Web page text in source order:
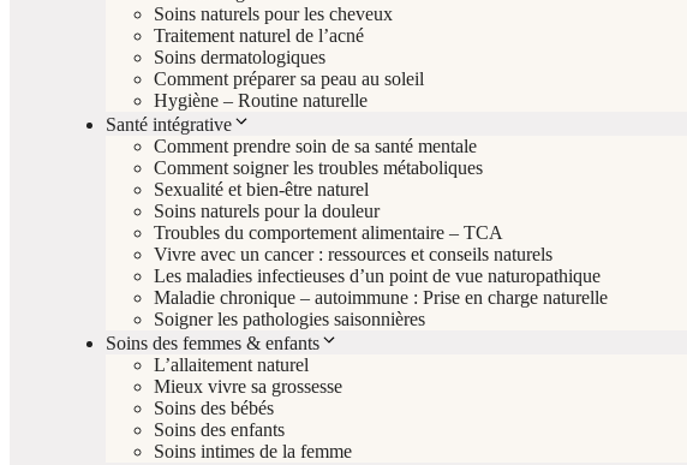
Soins naturels pour les cheveux
Traitement naturel de l’acné
Soins dermatologiques
Comment préparer sa peau au soleil
Hygiène – Routine naturelle
Santé intégrative
Comment prendre soin de sa santé mentale
Comment soigner les troubles métaboliques
Sexualité et bien-être naturel
Soins naturels pour la douleur
Troubles du comportement alimentaire – TCA
Vivre avec un cancer : ressources et conseils naturels
Les maladies infectieuses d’un point de vue naturopathique
Maladie chronique – autoimmune : Prise en charge naturelle
Soigner les pathologies saisonnières
Soins des femmes & enfants
L’allaitement naturel
Mieux vivre sa grossesse
Soins des bébés
Soins des enfants
Soins intimes de la femme